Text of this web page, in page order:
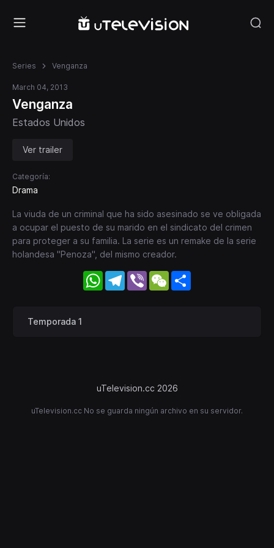
Series Venganza
March 04, 2013
Venganza
Estados Unidos
Ver trailer
Categoría:
Drama
La viuda de un criminal que ha sido asesinado se ve obligada
a ocupar el puesto de su marido en el sindicato del crimen
para proteger a su familia. La serie es un remake de la serie
holandesa "Penoza", del mismo creador.
WhatsApp
Telegram
Viber WeChat
Temporada 1
uTelevision.cc 2026
uTelevision.cc No se guarda ningún archivo en su servidor.